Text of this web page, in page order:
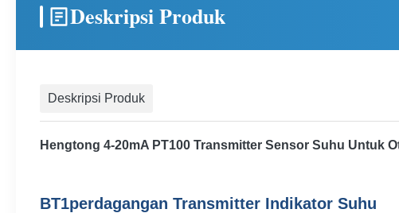
Deskripsi Produk
Deskripsi Produk
Hengtong 4-20mA PT100 Transmitter Sensor Suhu Untuk
BT1perdagangan Transmitter Indikator Suhu